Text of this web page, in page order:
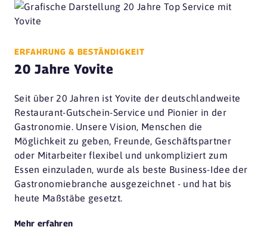
ERFAHRUNG & BESTÄNDIGKEIT
20 Jahre Yovite
Seit über 20 Jahren ist Yovite der deutschlandweite
Restaurant-Gutschein-Service und Pionier in der
Gastronomie. Unsere Vision, Menschen die
Möglichkeit zu geben, Freunde, Geschäftspartner
oder Mitarbeiter flexibel und unkompliziert zum
Essen einzuladen, wurde als beste Business-Idee der
Gastronomiebranche ausgezeichnet - und hat bis
heute Maßstäbe gesetzt.
Mehr erfahren